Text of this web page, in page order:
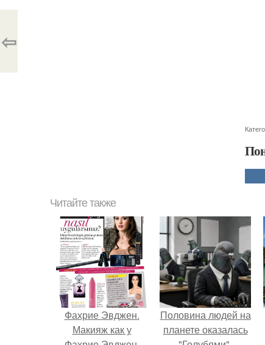
⇦
Читайте также
Фахрие Эвджен.
Макияж как у
Половина людей на
планете оказалась